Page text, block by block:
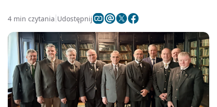
4 min czytania Udostępnij